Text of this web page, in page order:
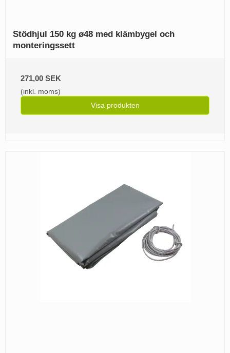
Stödhjul 150 kg ø48 med klämbygel och
monteringssett
271,00 SEK
(inkl. moms)
Visa produkten